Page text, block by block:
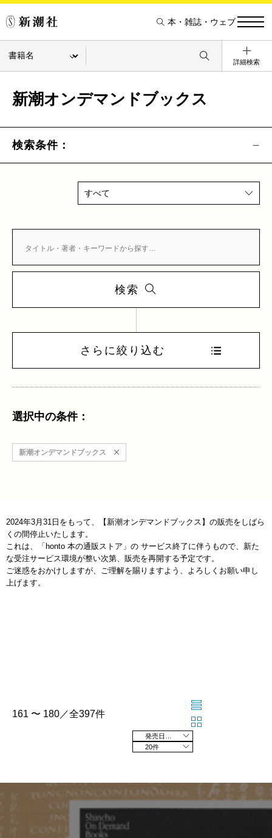
本・雑誌・ウェブ
詳細検索
新潮オンデマンドブックス
検索条件：
すべて
検索
さらに絞り込む
選択中の条件：
新潮オンデマンドブックス
2024年3月31日をもって、【新潮オンデマンドブックス】の販売をしばら
くの間停止いたします。
これは、「honto 本の通販ストア」の サービス終了に伴うもので、新た
な受注サービス環境が整い次第、販売を再開する予定です。
ご迷惑をおかけしますが、ご理解を賜りますよう、よろしくお願い申し
上げます。
161 〜 180／全397件
20件